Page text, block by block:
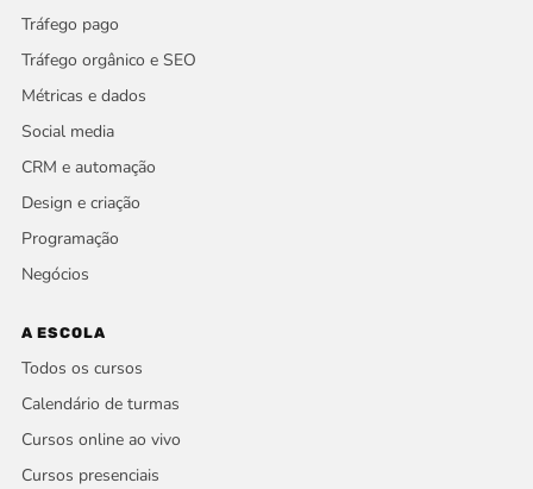
Tráfego pago
Tráfego orgânico e SEO
Métricas e dados
Social media
CRM e automação
Design e criação
Programação
Negócios
A ESCOLA
Todos os cursos
Calendário de turmas
Cursos online ao vivo
Cursos presenciais